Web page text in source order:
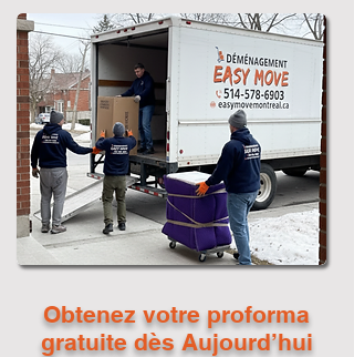
Obtenez votre proforma
gratuite dès Aujourd’hui